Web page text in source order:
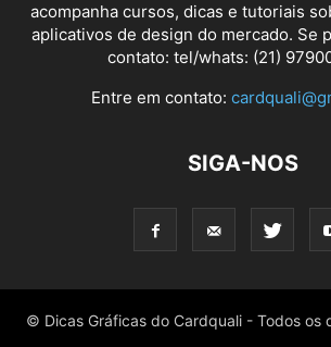
acompanha cursos, dicas e tutoriais
aplicativos de design do mercado. Se
contato: tel/whats: (21)
Entre em contato:
SIGA-NOS
© Dicas Gráficas do Cardquali - Todos os